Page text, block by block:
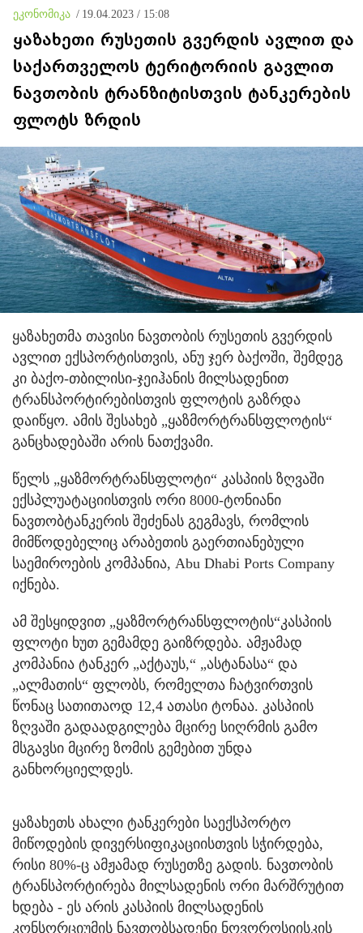
ეკონომიკა / 19.04.2023 / 15:08
ყაზახეთი რუსეთის გვერდის ავლით და
საქართველოს ტერიტორიის გავლით
ნავთობის ტრანზიტისთვის ტანკერების
ფლოტს ზრდის
ყაზახეთმა თავისი ნავთობის რუსეთის გვერდის
ავლით ექსპორტისთვის, ანუ ჯერ ბაქოში, შემდეგ
კი ბაქო-თბილისი-ჯეიჰანის მილსადენით
ტრანსპორტირებისთვის ფლოტის გაზრდა
დაიწყო. ამის შესახებ „ყაზმორტრანსფლოტის“
განცხადებაში არის ნათქვამი.
წელს „ყაზმორტრანსფლოტი“ კასპიის ზღვაში
ექსპლუატაციისთვის ორი 8000-ტონიანი
ნავთობტანკერის შეძენას გეგმავს, რომლის
მიმწოდებელიც არაბეთის გაერთიანებული
საემიროების კომპანია, Abu Dhabi Ports Company
იქნება.
ამ შესყიდვით „ყაზმორტრანსფლოტის“კასპიის
ფლოტი ხუთ გემამდე გაიზრდება. ამჟამად
კომპანია ტანკერ „აქტაუს,“ „ასტანასა“ და
„ალმათის“ ფლობს, რომელთა ჩატვირთვის
წონაც სათითაოდ 12,4 ათასი ტონაა. კასპიის
ზღვაში გადაადგილება მცირე სიღრმის გამო
მსგავსი მცირე ზომის გემებით უნდა
განხორციელდეს.
ყაზახეთს ახალი ტანკერები საექსპორტო
მიწოდების დივერსიფიკაციისთვის სჭირდება,
რისი 80%-ც ამჟამად რუსეთზე გადის. ნავთობის
ტრანსპორტირება მილსადენის ორი მარშრუტით
ხდება - ეს არის კასპიის მილსადენის
კონსორციუმის ნავთობსადენი ნოვოროსიისკის